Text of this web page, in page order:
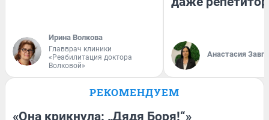
Ирина Волкова
Главврач клиники
«Реабилитация доктора
Волковой»
Анастасия
РЕКОМЕНДУЕМ
«Она крикнула: „Дядя Боря!“»